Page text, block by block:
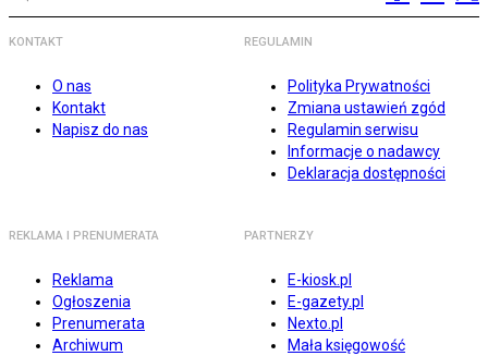
KONTAKT
O nas
Kontakt
Napisz do nas
REGULAMIN
Polityka Prywatności
Zmiana ustawień zgód
Regulamin serwisu
Informacje o nadawcy
Deklaracja dostępności
REKLAMA I PRENUMERATA
Reklama
Ogłoszenia
Prenumerata
Archiwum
PARTNERZY
E-kiosk.pl
E-gazety.pl
Nexto.pl
Mała księgowość